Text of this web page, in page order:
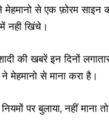
मेहमानो से एक फ़ोरम
नही खिंचे।
की खबरें इन दिनों
से माना करा है।